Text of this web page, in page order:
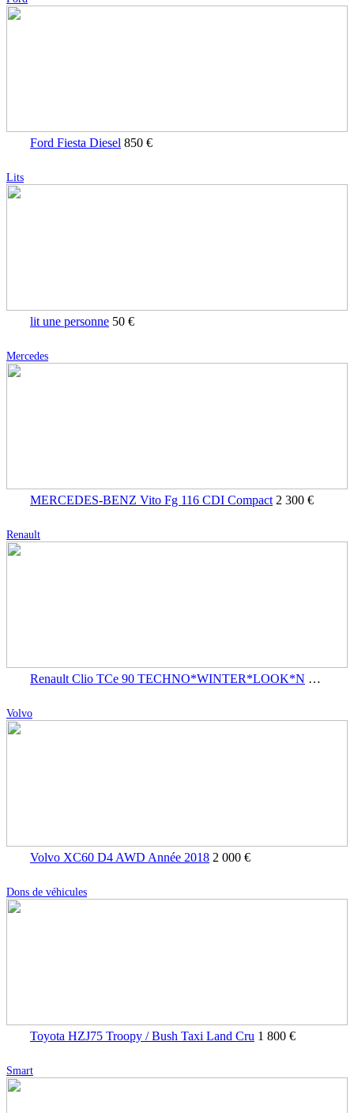
Ford Fiesta Diesel 850 €
Lits
lit une personne 50 €
Mercedes
MERCEDES-BENZ Vito Fg 116 CDI Compact 2 300 €
Renault
Renault Clio TCe 90 TECHNO*WINTER*LOOK*N 2 500 €
Volvo
Volvo XC60 D4 AWD Année 2018 2 000 €
Dons de véhicules
Toyota HZJ75 Troopy / Bush Taxi Land Cru 1 800 €
Smart